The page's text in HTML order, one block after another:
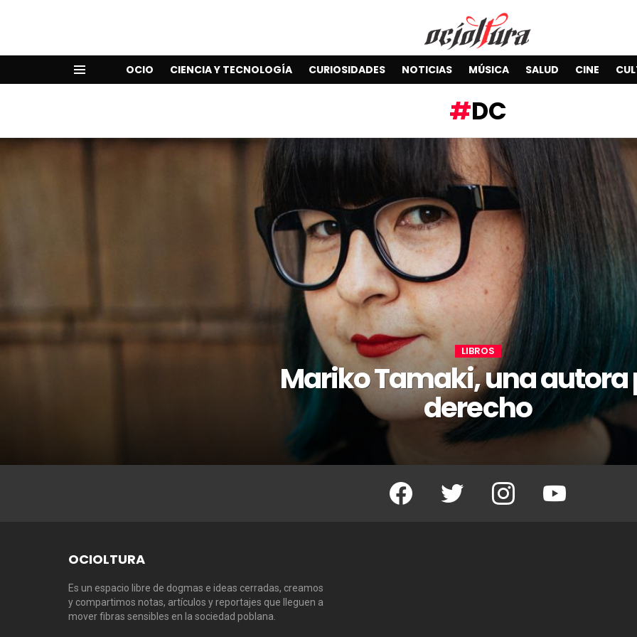
OCIO CIENCIA Y TECNOLOGÍA CURIOSIDADES NOTICIAS MÚSICA SALUD CINE
DC
LIBROS
Mariko Tamaki, una autora
derecho
Facebook Twitter Instagram Youtube
OCIOLTURA
Es un espacio libre de dogmas e ideas cerradas, creamos
y compartimos notas, artículos y reportajes que lleguen a
mover fibras sensibles en la sociedad poblana.